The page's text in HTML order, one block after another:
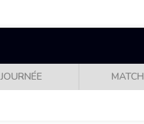
JOURNÉE MATCH